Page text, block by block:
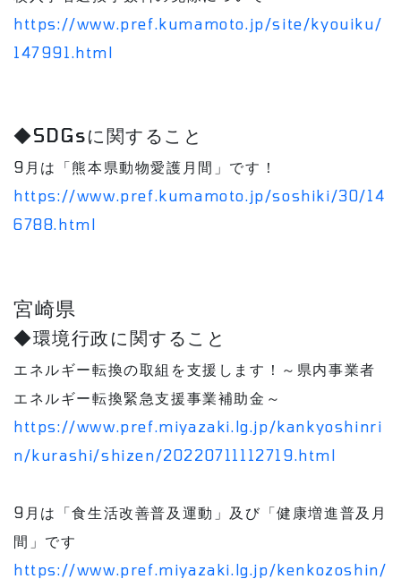
https://www.pref.kumamoto.jp/site/kyouiku/
147991.html
◆SDGsに関すること
9月は「熊本県動物愛護月間」です！
https://www.pref.kumamoto.jp/soshiki/30/14
6788.html
宮崎県
◆環境行政に関すること
エネルギー転換の取組を支援します！～県内事業者
エネルギー転換緊急支援事業補助金～
https://www.pref.miyazaki.lg.jp/kankyoshinri
n/kurashi/shizen/20220711112719.html
9月は「食生活改善普及運動」及び「健康増進普及月
間」です
https://www.pref.miyazaki.lg.jp/kenkozoshin/